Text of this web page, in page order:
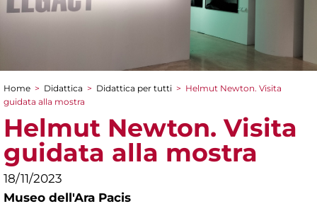
Tu sei qui
Home > Didattica > Didattica per tutti > Helmut Newton. Visita
guidata alla mostra
Helmut Newton. Visita
guidata alla mostra
18/11/2023
Museo dell'Ara Pacis